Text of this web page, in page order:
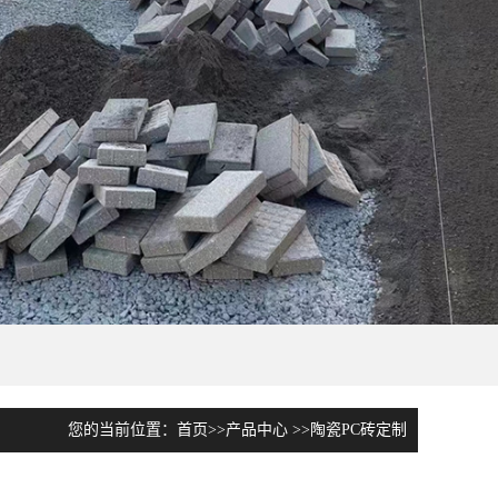
您的当前位置： 首页>>产品中心 >> 陶瓷PC砖定制